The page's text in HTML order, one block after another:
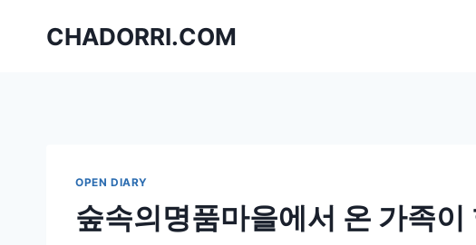
CHADORRI.COM
OPEN DIARY
숲속의명품마을에서 온 가족이